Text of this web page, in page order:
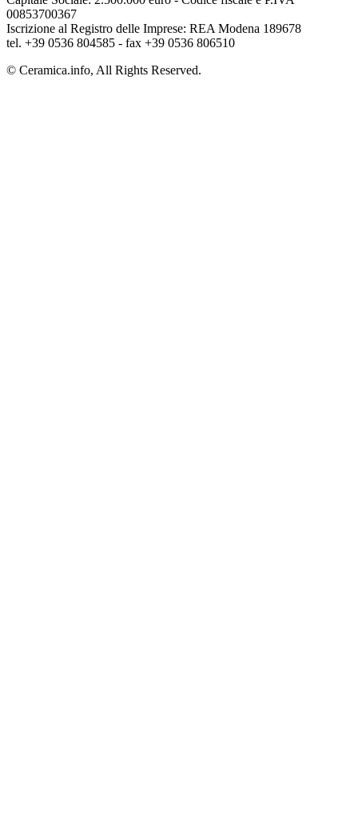
00853700367
Iscrizione al Registro delle Imprese: REA Modena 189678
tel. +39 0536 804585 - fax +39 0536 806510
© Ceramica.info, All Rights Reserved.